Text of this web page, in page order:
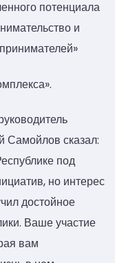
потенциала
и
сказал:
под
но интерес
достойное
Ваше участие
вам